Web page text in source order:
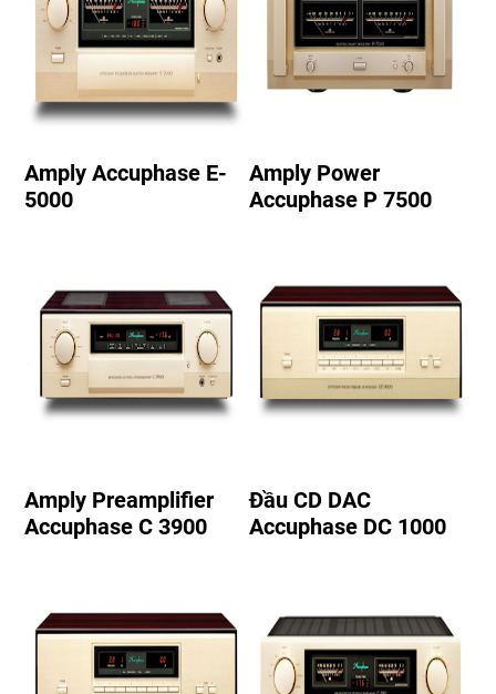
Amply Accuphase E-
5000
Amply Power
Accuphase P 7500
Amply Preamplifier
Accuphase C 3900
Đầu CD DAC
Accuphase DC 1000